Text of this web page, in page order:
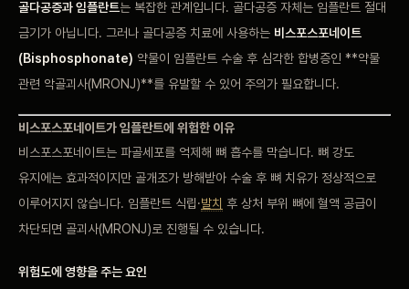
골다공증과 임플란트는 복잡한 관계입니다. 골다공증 자체는 임플란트 절대
금기가 아닙니다. 그러나 골다공증 치료에 사용하는 비스포스포네이트
(Bisphosphonate) 약물이 임플란트 수술 후 심각한 합병증인 **약물
관련 악골괴사(MRONJ)**를 유발할 수 있어 주의가 필요합니다.
비스포스포네이트가 임플란트에 위험한 이유
비스포스포네이트는 파골세포를 억제해 뼈 흡수를 막습니다. 뼈 강도
유지에는 효과적이지만 골개조가 방해받아 수술 후 뼈 치유가 정상적으로
이루어지지 않습니다. 임플란트 식립·발치 후 상처 부위 뼈에 혈액 공급이
차단되면 골괴사(MRONJ)로 진행될 수 있습니다.
위험도에 영향을 주는 요인